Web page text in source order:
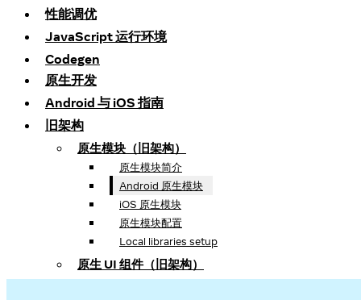
性能调优
JavaScript 运行环境
Codegen
原生开发
Android 与 iOS 指南
旧架构
原生模块（旧架构）
原生模块简介
Android 原生模块
iOS 原生模块
原生模块配置
Local libraries setup
原生 UI 组件（旧架构）